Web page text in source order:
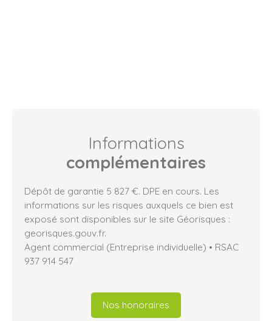
Informations
complémentaires
Dépôt de garantie 5 827 €. DPE en cours. Les
informations sur les risques auxquels ce bien est
exposé sont disponibles sur le site Géorisques :
georisques.gouv.fr.
Agent commercial (Entreprise individuelle) • RSAC
937 914 547
Nos honoraires